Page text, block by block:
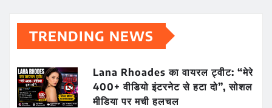
TRENDING NEWS
Lana Rhoades का वायरल ट्वीट: “मेरे
400+ वीडियो इंटरनेट से हटा दो”, सोशल
मीडिया पर मची हलचल